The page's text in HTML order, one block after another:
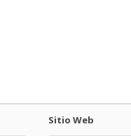
Sitio Web